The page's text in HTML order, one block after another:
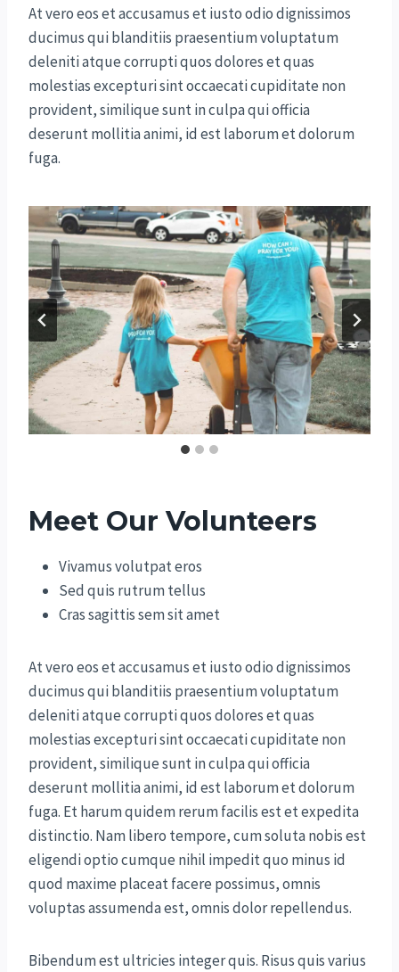
At vero eos et accusamus et iusto odio dignissimos
ducimus qui blanditiis praesentium voluptatum
deleniti atque corrupti quos dolores et quas
molestias excepturi sint occaecati cupiditate non
provident, similique sunt in culpa qui officia
deserunt mollitia animi, id est laborum et dolorum
fuga.
Meet Our Volunteers
Vivamus volutpat eros
Sed quis rutrum tellus
Cras sagittis sem sit amet
At vero eos et accusamus et iusto odio dignissimos
ducimus qui blanditiis praesentium voluptatum
deleniti atque corrupti quos dolores et quas
molestias excepturi sint occaecati cupiditate non
provident, similique sunt in culpa qui officia
deserunt mollitia animi, id est laborum et dolorum
fuga. Et harum quidem rerum facilis est et expedita
distinctio. Nam libero tempore, cum soluta nobis est
eligendi optio cumque nihil impedit quo minus id
quod maxime placeat facere possimus, omnis
voluptas assumenda est, omnis dolor repellendus.
Bibendum est ultricies integer quis. Risus quis varius